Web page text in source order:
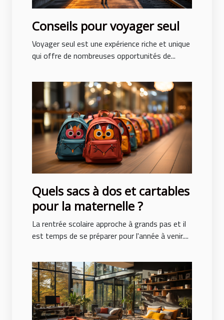
Conseils pour voyager seul
Voyager seul est une expérience riche et unique
qui offre de nombreuses opportunités de...
Quels sacs à dos et cartables
pour la maternelle ?
La rentrée scolaire approche à grands pas et il
est temps de se préparer pour l'année à venir....